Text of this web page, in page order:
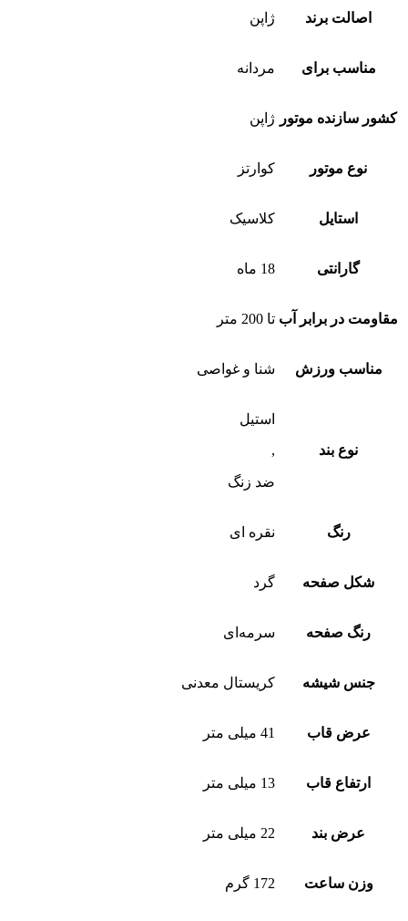
اصالت برند ژاپن
مناسب برای مردانه
کشور سازنده موتور ژاپن
نوع موتور کوارتز
استایل کلاسیک
گارانتی 18 ماه
مقاومت در برابر آب تا 200 متر
مناسب ورزش شنا و غواصی
نوع بند
استیل
,
ضد زنگ
رنگ نقره ای
شکل صفحه گرد
رنگ صفحه سرمه‌ای
جنس شیشه کریستال معدنی
عرض قاب 41 میلی متر
ارتفاع قاب 13 میلی متر
عرض بند 22 میلی متر
وزن ساعت 172 گرم